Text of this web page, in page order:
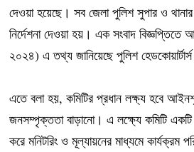
দেওয়া হয়েছে। সব জেলা পুলিশ সুপার ও
নির্দেশনা দেওয়া হয়। এক সংবাদ
২০২৪) এ তথ্য জানিয়েছে পুলিশ
এতে বলা হয়, কমিটির প্রধান লক্ষ্য হবে
জনসম্পৃক্ততা বাড়ানো। এ লক্ষ্যে কমিটি
করে মনিটরিং ও মূল্যায়নের মাধ্যমে কার্যক্রম